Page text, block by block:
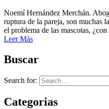
Noemí Hernández Merchán.
ruptura de la pareja, son muchas
el problema de las mascotas,
Leer Más
Buscar
Search for:
Categorias